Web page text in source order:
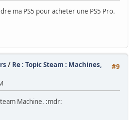
ma PS5 pour acheter une PS5 Pro.
#9
/ Re : Topic Steam : Machines,
Machine. :mdr: